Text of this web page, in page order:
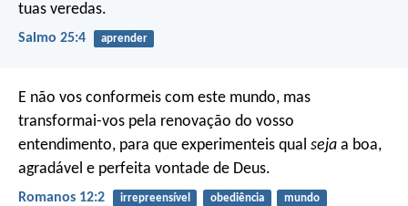
tuas veredas.
Salmo 25:4 aprender
E não vos conformeis com este mundo, mas
transformai-vos pela renovação do vosso
entendimento, para que experimenteis qual seja a boa,
agradável e perfeita vontade de Deus.
Romanos 12:2 irrepreensível obediência mundo